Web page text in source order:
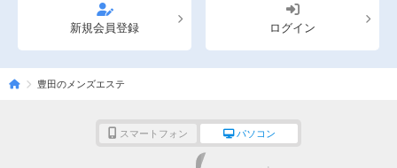
新規会員登録 ログイン
豊田のメンズエステ
スマートフォン パソコン